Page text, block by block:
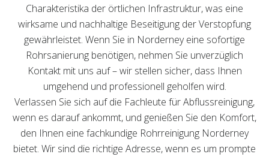
Charakteristika der örtlichen Infrastruktur, was eine
wirksame und nachhaltige Beseitigung der Verstopfung
gewährleistet. Wenn Sie in Norderney eine sofortige
Rohrsanierung benötigen, nehmen Sie unverzüglich
Kontakt mit uns auf – wir stellen sicher, dass Ihnen
umgehend und professionell geholfen wird.
Verlassen Sie sich auf die Fachleute für Abflussreinigung,
wenn es darauf ankommt, und genießen Sie den Komfort,
den Ihnen eine fachkundige Rohrreinigung Norderney
bietet. Wir sind die richtige Adresse, wenn es um prompte